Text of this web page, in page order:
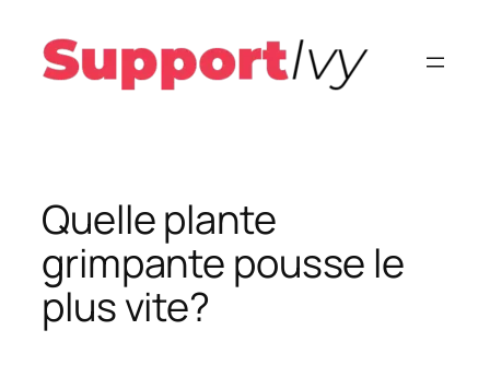
contenu
Quelle plante
grimpante pousse le
plus vite?